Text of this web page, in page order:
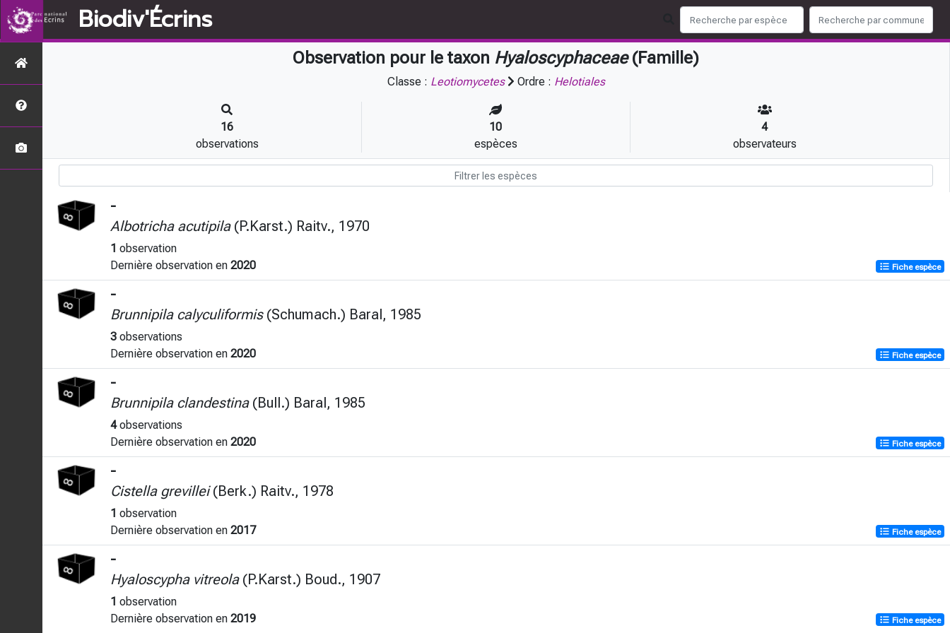
Biodiv'Écrins
Observation pour le taxon Hyaloscyphaceae(Famille)
Classe : Leotiomycetes Ordre : Helotiales
16
observations
10
espèces
4
observateurs
-
Albotricha acutipila(P.Karst.) Raitv., 1970
1 observation
Dernière observation en 2020 Fiche espèce
-
Brunnipila calyculiformis(Schumach.) Baral, 1985
3 observations
Dernière observation en 2020 Fiche espèce
-
Brunnipila clandestina(Bull.) Baral, 1985
4observations
Dernière observation en 2020 Fiche espèce
-
Cistella grevillei(Berk.) Raitv., 1978
1 observation
Dernière observation en 2017 Fiche espèce
-
Hyaloscypha vitreola(P.Karst.) Boud., 1907
1 observation
Dernière observation en 2019 Fiche espèce